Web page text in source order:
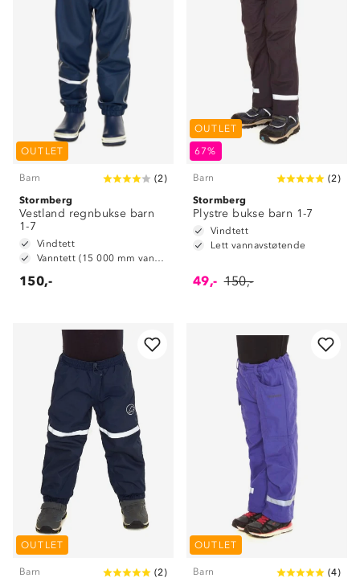
OUTLET
Barn (2)
Stormberg
Vestland regnbukse barn
1-7
Vindtett
Vanntett (15 000 mm vannsøyle)
150,-
OUTLET
67%
Barn (2)
Stormberg
Plystre bukse barn 1-7
Vindtett
Lett vannavstøtende
49,- 150,-
OUTLET
Barn (2)
OUTLET
Barn (4)